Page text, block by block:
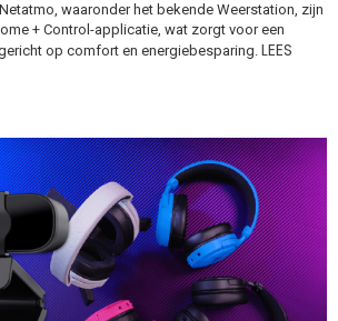
waaronder het bekende Weerstation, zijn
+ Control-applicatie, wat zorgt voor een
op comfort en energiebesparing. LEES